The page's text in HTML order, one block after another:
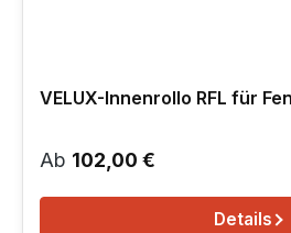
VELUX-Innenrollo RFL für
Regulärer Preis:
Ab 102,00 €
Details